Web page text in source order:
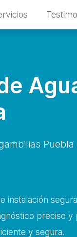
instalación
preciso y
y segura.